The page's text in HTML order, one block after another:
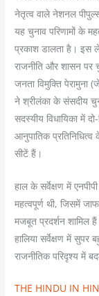
नेतृत्व वाले नेशनल
यह चुनाव परिणामों के
प्रकाश डालता है। इस
राजनीति और शासन पर
जनता विमुक्ति पेरामुना
ने श्रीलंका के संसदीय
सदस्यीय विधायिका में
आनुपातिक
सीटें हैं।
हाल के सर्वेक्षण में
महत्वपूर्ण थी, जिसमें
मजबूत प्रदर्शन शामिल
हालिया सर्वेक्षण में
राजनीतिक परिदृश्य में
THE HINDU IN